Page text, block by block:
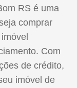
RS é uma
comprar
Com
de crédito,
imóvel de